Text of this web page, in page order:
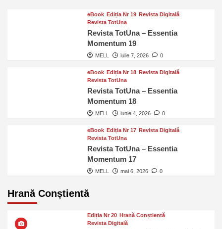
eBook Ediția Nr 19 Revista Digitală
Revista TotUna
Revista TotUna – Essentia
Momentum 19
MELL iulie 7, 2026 0
eBook Ediția Nr 18 Revista Digitală
Revista TotUna
Revista TotUna – Essentia
Momentum 18
MELL iunie 4, 2026 0
eBook Ediția Nr 17 Revista Digitală
Revista TotUna
Revista TotUna – Essentia
Momentum 17
MELL mai 6, 2026 0
Hrană Conștientă
Ediția Nr 20 Hrană Conștientă
Revista Digitală